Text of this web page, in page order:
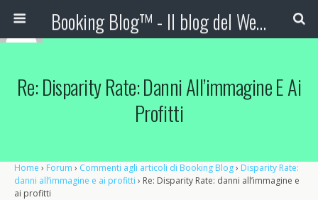
Booking Blog™ - Il blog del Web Marketing Turistico
Re: Disparity Rate: Danni All’immagine E Ai
Profitti
Home › Forum › Commenti agli articoli di Booking Blog› Disparity Rate:
danni all’immagine e ai profitti › Re: Disparity Rate: danni all’immagine e
ai profitti